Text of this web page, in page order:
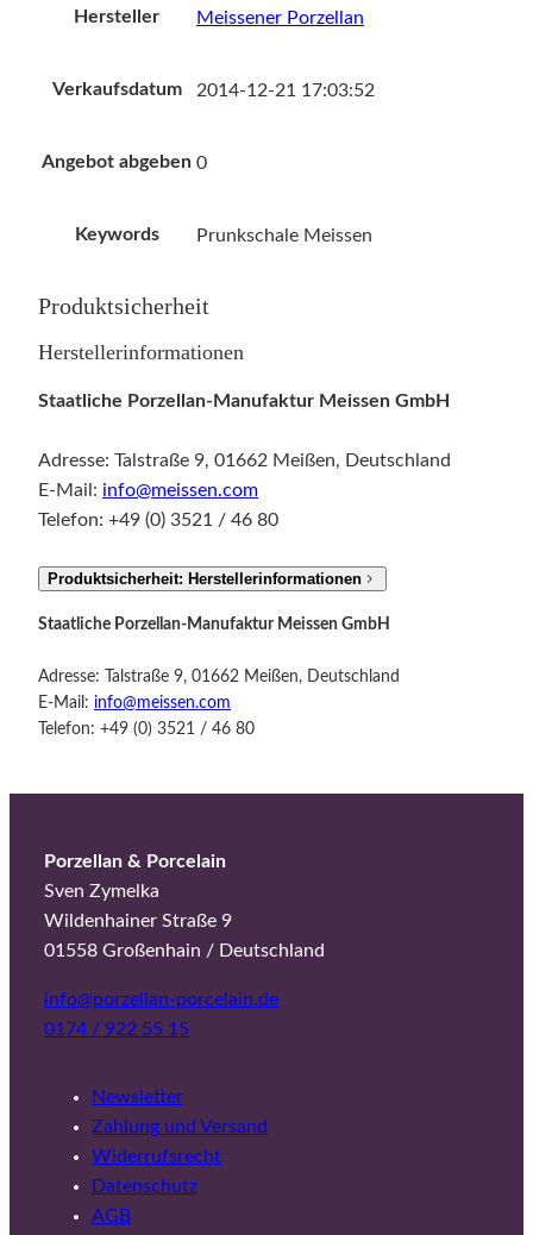
Hersteller Meissener Porzellan
Verkaufsdatum 2014-12-21 17:03:52
Angebot abgeben 0
Keywords Prunkschale Meissen
Produktsicherheit
Herstellerinformationen
Staatliche Porzellan-Manufaktur Meissen GmbH
Adresse: Talstraße 9, 01662 Meißen, Deutschland
E-Mail: info@meissen.com
Telefon: +49 (0) 3521 / 46 80
Produktsicherheit: Herstellerinformationen
Staatliche Porzellan-Manufaktur Meissen GmbH
Adresse: Talstraße 9, 01662 Meißen, Deutschland
E-Mail: info@meissen.com
Telefon: +49 (0) 3521 / 46 80
Porzellan & Porcelain
Sven Zymelka
Wildenhainer Straße 9
01558 Großenhain / Deutschland
info@porzellan-porcelain.de
0174 / 922 55 15
Newsletter
Zahlung und Versand
Widerrufsrecht
Datenschutz
AGB